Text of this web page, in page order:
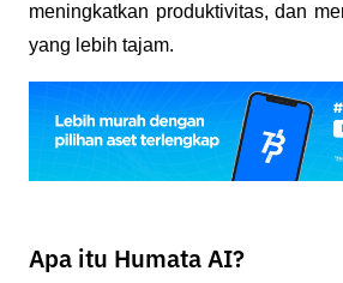
meningkatkan produktivitas, dan
yang lebih tajam.
Apa itu Humata AI?